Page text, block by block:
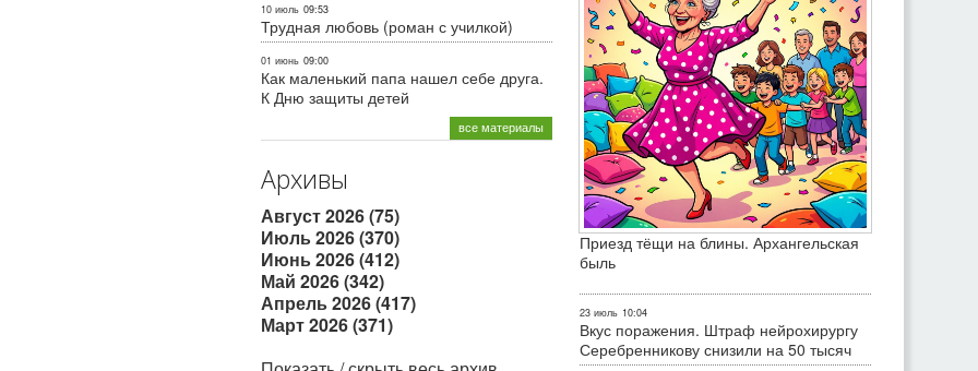
10 июль 09:53
Трудная любовь (роман с училкой)
01 июнь 09:00
Как маленький папа нашел себе друга.
К Дню защиты детей
все материалы
Архивы
Август 2026 (75)
Июль 2026 (370)
Июнь 2026 (412)
Май 2026 (342)
Апрель 2026 (417)
Март 2026 (371)
Приезд тёщи на блины. Архангельская
быль
23 июль 10:04
Вкус поражения. Штраф нейрохирургу
Серебренникову снизили на 50 тысяч